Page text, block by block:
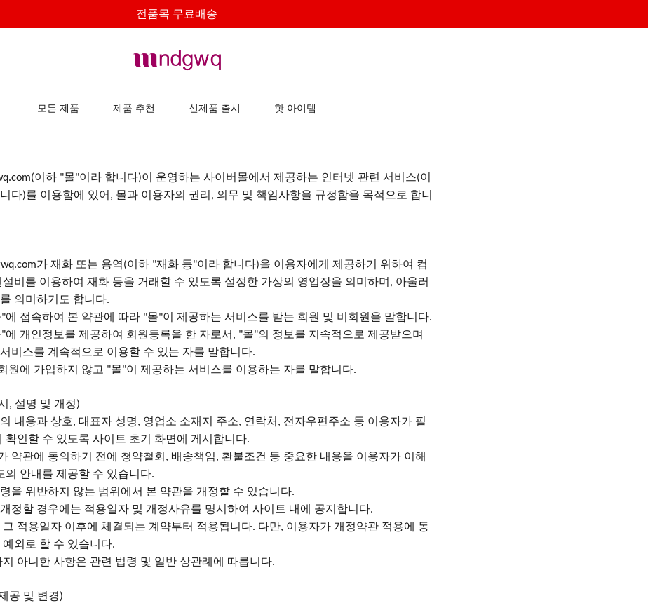
전품목 무료배송
모든 제품 제품 추천 신제품 출시 핫 아이템
이하 "몰"이라 합니다)이 운영하는 사이버몰에서 제공하는 인터넷 관련 서비스(이
다)를 이용함에 있어 , 몰과 이용자의 권리 , 의무 및 책임사항을 규정함을 목적으로 합니
가 재화 또는 용역(이하 "재화 등"이라 합니다)을 이용자에게 제공하기 위하여 컴
비를 이용하여 재화 등을 거래할 수 있도록 설정한 가상의 영업장을 의미하며 , 아울러
의미하기도 합니다.
"에 접속하여 본 약관에 따라 "몰"이 제공하는 서비스를 받는 회원 및 비회원을 말합니다.
"에 개인정보를 제공하여 회원등록을 한 자로서 , "몰"의 정보를 지속적으로 제공받으며
비스를 계속적으로 이용할 수 있는 자를 말합니다.
원에 가입하지 않고 "몰"이 제공하는 서비스를 이용하는 자를 말합니다.
, 설명 및 개정)
내용과 상호, 대표자 성명, 영업소 소재지 주소, 연락처 , 전자우편주소 등 이용자가 필
확인할 수 있도록 사이트 초기 화면에 게시합니다.
약관에 동의하기 전에 청약철회 , 배송책임, 환불조건 등 중요한 내용을 이용자가 이해
의 안내를 제공할 수 있습니다.
을 위반하지 않는 범위에서 본 약관을 개정할 수 있습니다.
정할 경우에는 적용일자 및 개정사유를 명시하여 사이트 내에 공지합니다.
적용일자 이후에 체결되는 계약부터 적용됩니다. 다만, 이용자가 개정약관 적용에 동
외로 할 수 있습니다.
아니한 사항은 관련 법령 및 일반 상관례에 따릅니다.
공 및 변경)